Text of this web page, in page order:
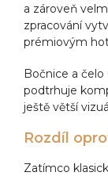
a zároveň
zpracování
prémiovým
Bočnice a čelo
podtrhuje
ještě větší
Rozdíl
Zatímco